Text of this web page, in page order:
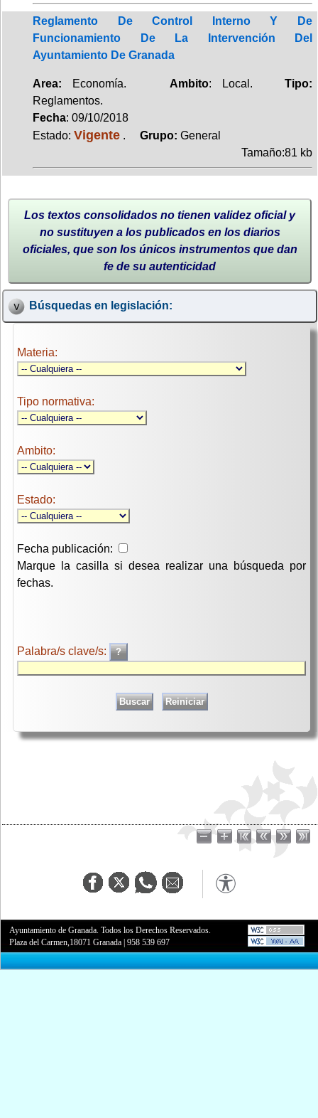
Reglamento De Control Interno Y De
Funcionamiento De La Intervención Del
Ayuntamiento De Granada
Area: Economía. Ambito: Local.Tipo:
Reglamentos.
Fecha: 09/10/2018
Estado: Vigente . Grupo: General
Tamaño:81 kb
Los textos consolidados no tienen validez oficial y
no sustituyen a los publicados en los diarios
oficiales, que son los únicos instrumentos que dan
fe de su autenticidad
Búsquedas en legislación:
Materia:
Tipo normativa:
Ambito:
Estado:
Fecha publicación:
Marque la casilla si desea realizar una búsqueda por
fechas.
Palabra/s clave/s:
Ayuntamiento de Granada. Todos los Derechos Reservados.
Plaza del Carmen,18071 Granada |958 539 697